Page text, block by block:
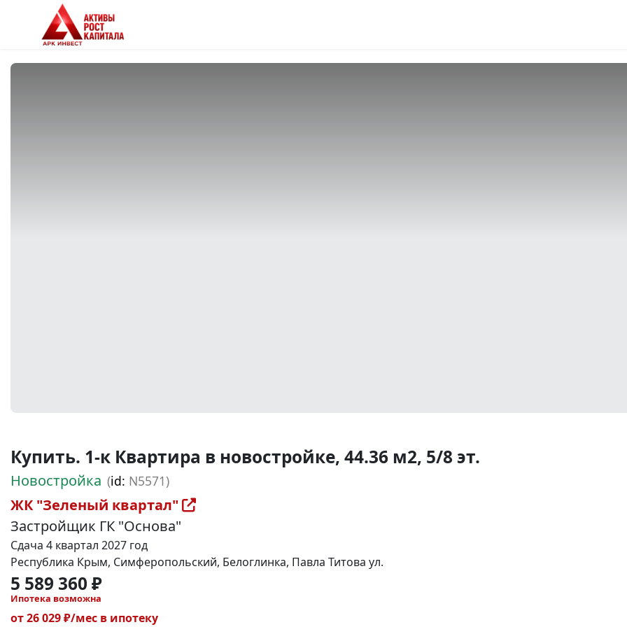
Купить. 1-к Квартира в новостройке, 44.36 м2, 5/8 эт.
Новостройка (id: N5571)
ЖК "Зеленый квартал"
Застройщик ГК "Основа"
Сдача 4 квартал 2027 год
Республика Крым, Симферопольский, Белоглинка, Павла Титова ул.
5 589 360 ₽
Ипотека возможна
от 26 029 ₽/мес в ипотеку